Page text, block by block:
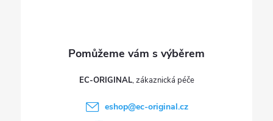
EC-ORIGINAL
eshop@ec-original.cz